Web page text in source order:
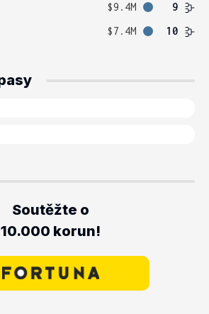
$9.4M
9
$7.4M 10
Soutěžte o
10.000 korun!